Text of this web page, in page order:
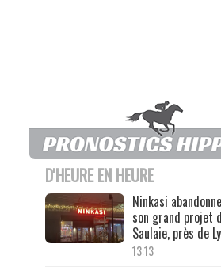
D'HEURE EN HEURE
Ninkasi
son grand projet
Saulaie, près de
13:13